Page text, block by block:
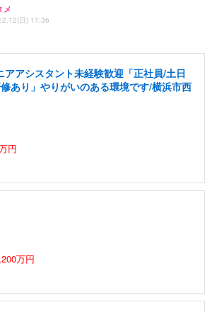
メ
日) 11:36
アアシスタント未経験歓迎「正社員/土日
あり」やりがいのある環境です/横浜市西
円
万円